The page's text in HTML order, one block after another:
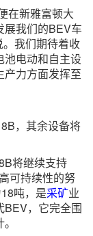
在新雅富顿大
展我们的BEV车
。我们期待着收
池电动和自主设
力方面发挥至
，其余设备将
将继续支持
可持续性的努
吨，是采矿业
BEV，它完全围